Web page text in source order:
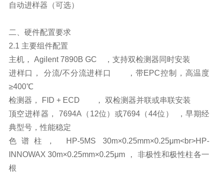
自动进样器（可选）
二、硬件配置要求
2.1 主要组件配置
主机， Agilent 7890B GC ，支持双检测器同时安装
进样口， 分流/不分流进样口 ，带EPC控制，高温度
≥400℃
检测器， FID + ECD ， 双检测器并联或串联安装
顶空进样器， 7694A（12位）或7694（44位） ，早期经
典型号，性能稳定
色谱柱， HP-5MS 30m×0.25mm×0.25μm<br>HP-
INNOWAX 30m×0.25mm×0.25μm ， 非极性和极性柱各一
根